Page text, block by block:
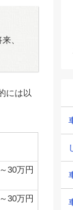
、
には以
30万円
30万円